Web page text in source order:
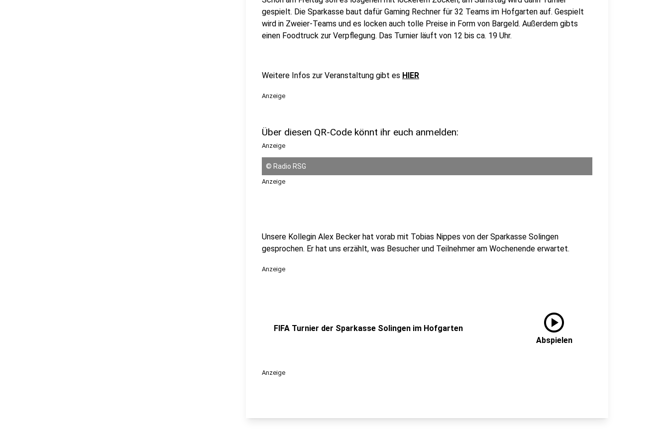
gespielt. Die Sparkasse baut dafür Gaming Rechner für 32 Teams im Hofgarten auf. Gespielt
wird in Zweier-Teams und es locken auch tolle Preise in Form von Bargeld. Außerdem gibts
einen Foodtruck zur Verpflegung. Das Turnier läuft von 12 bis ca. 19 Uhr.
Weitere Infos zur Veranstaltung gibt es HIER
Anzeige
Über diesen QR-Code könnt ihr euch anmelden:
Anzeige
© Radio RSG
Anzeige
Unsere Kollegin Alex Becker hat vorab mit Tobias Nippes von der Sparkasse Solingen
gesprochen. Er hat uns erzählt, was Besucher und Teilnehmer am Wochenende erwartet.
Anzeige
FIFA Turnier der Sparkasse Solingen im Hofgarten play_circle
Abspielen
Anzeige